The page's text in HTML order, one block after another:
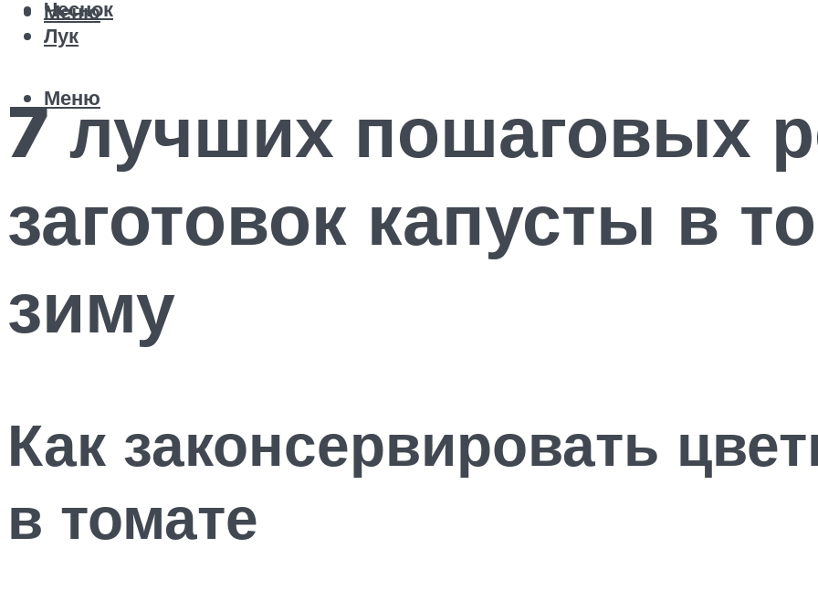
Чеснок
Лук
Меню
Меню
7 лучших пошаговых
заготовок капусты в
зиму
Как законсервировать
в томате